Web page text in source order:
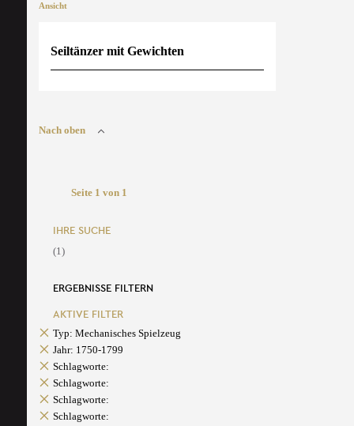
Ansicht
Seiltänzer mit Gewichten
Nach oben
Seite 1 von 1
IHRE SUCHE
(1)
ERGEBNISSE FILTERN
AKTIVE FILTER
Typ: Mechanisches Spielzeug
Jahr: 1750-1799
Schlagworte:
Schlagworte:
Schlagworte:
Schlagworte: